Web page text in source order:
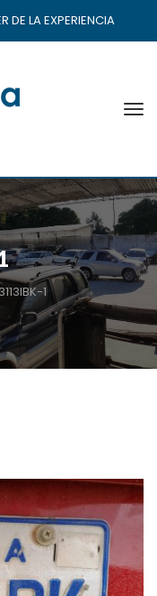
DE LA EXPERIENCIA
1